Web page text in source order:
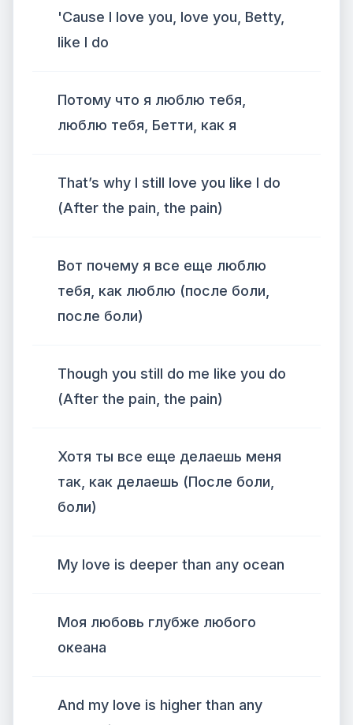
'Cause I love you, love you, Betty,
like I do
Потому что я люблю тебя,
люблю тебя, Бетти, как я
That’s why I still love you like I do
(After the pain, the pain)
Вот почему я все еще люблю
тебя, как люблю (после боли,
после боли)
Though you still do me like you do
(After the pain, the pain)
Хотя ты все еще делаешь меня
так, как делаешь (После боли,
боли)
My love is deeper than any ocean
Моя любовь глубже любого
океана
And my love is higher than any